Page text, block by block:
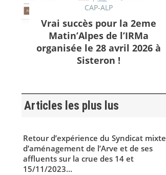
CAP-ALP
Vrai succès pour la 2eme
Matin’Alpes de l’IRMa
organisée le 28 avril 2026 à
Sisteron !
Articles les plus lus
Retour d’expérience du Syndicat mixte
d’aménagement de l’Arve et de ses
affluents sur la crue des 14 et
15/11/2023...